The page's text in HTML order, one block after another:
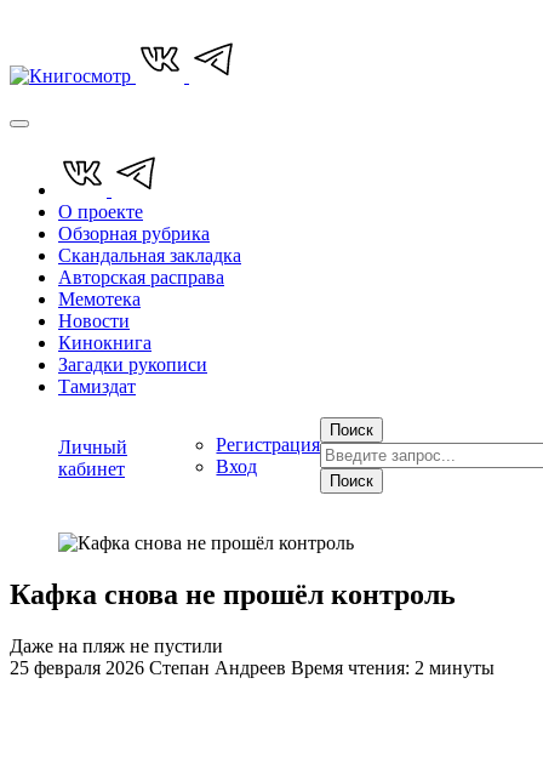
О проекте
Обзорная рубрика
Скандальная закладка
Авторская расправа
Мемотека
Новости
Кинокнига
Загадки рукописи
Тамиздат
Личный
кабинет
Регистрация
Вход
Поиск
Поиск
Кафка снова не прошёл контроль
Даже на пляж не пустили
25 февраля 2026 Степан Андреев Время чтения: 2 минуты